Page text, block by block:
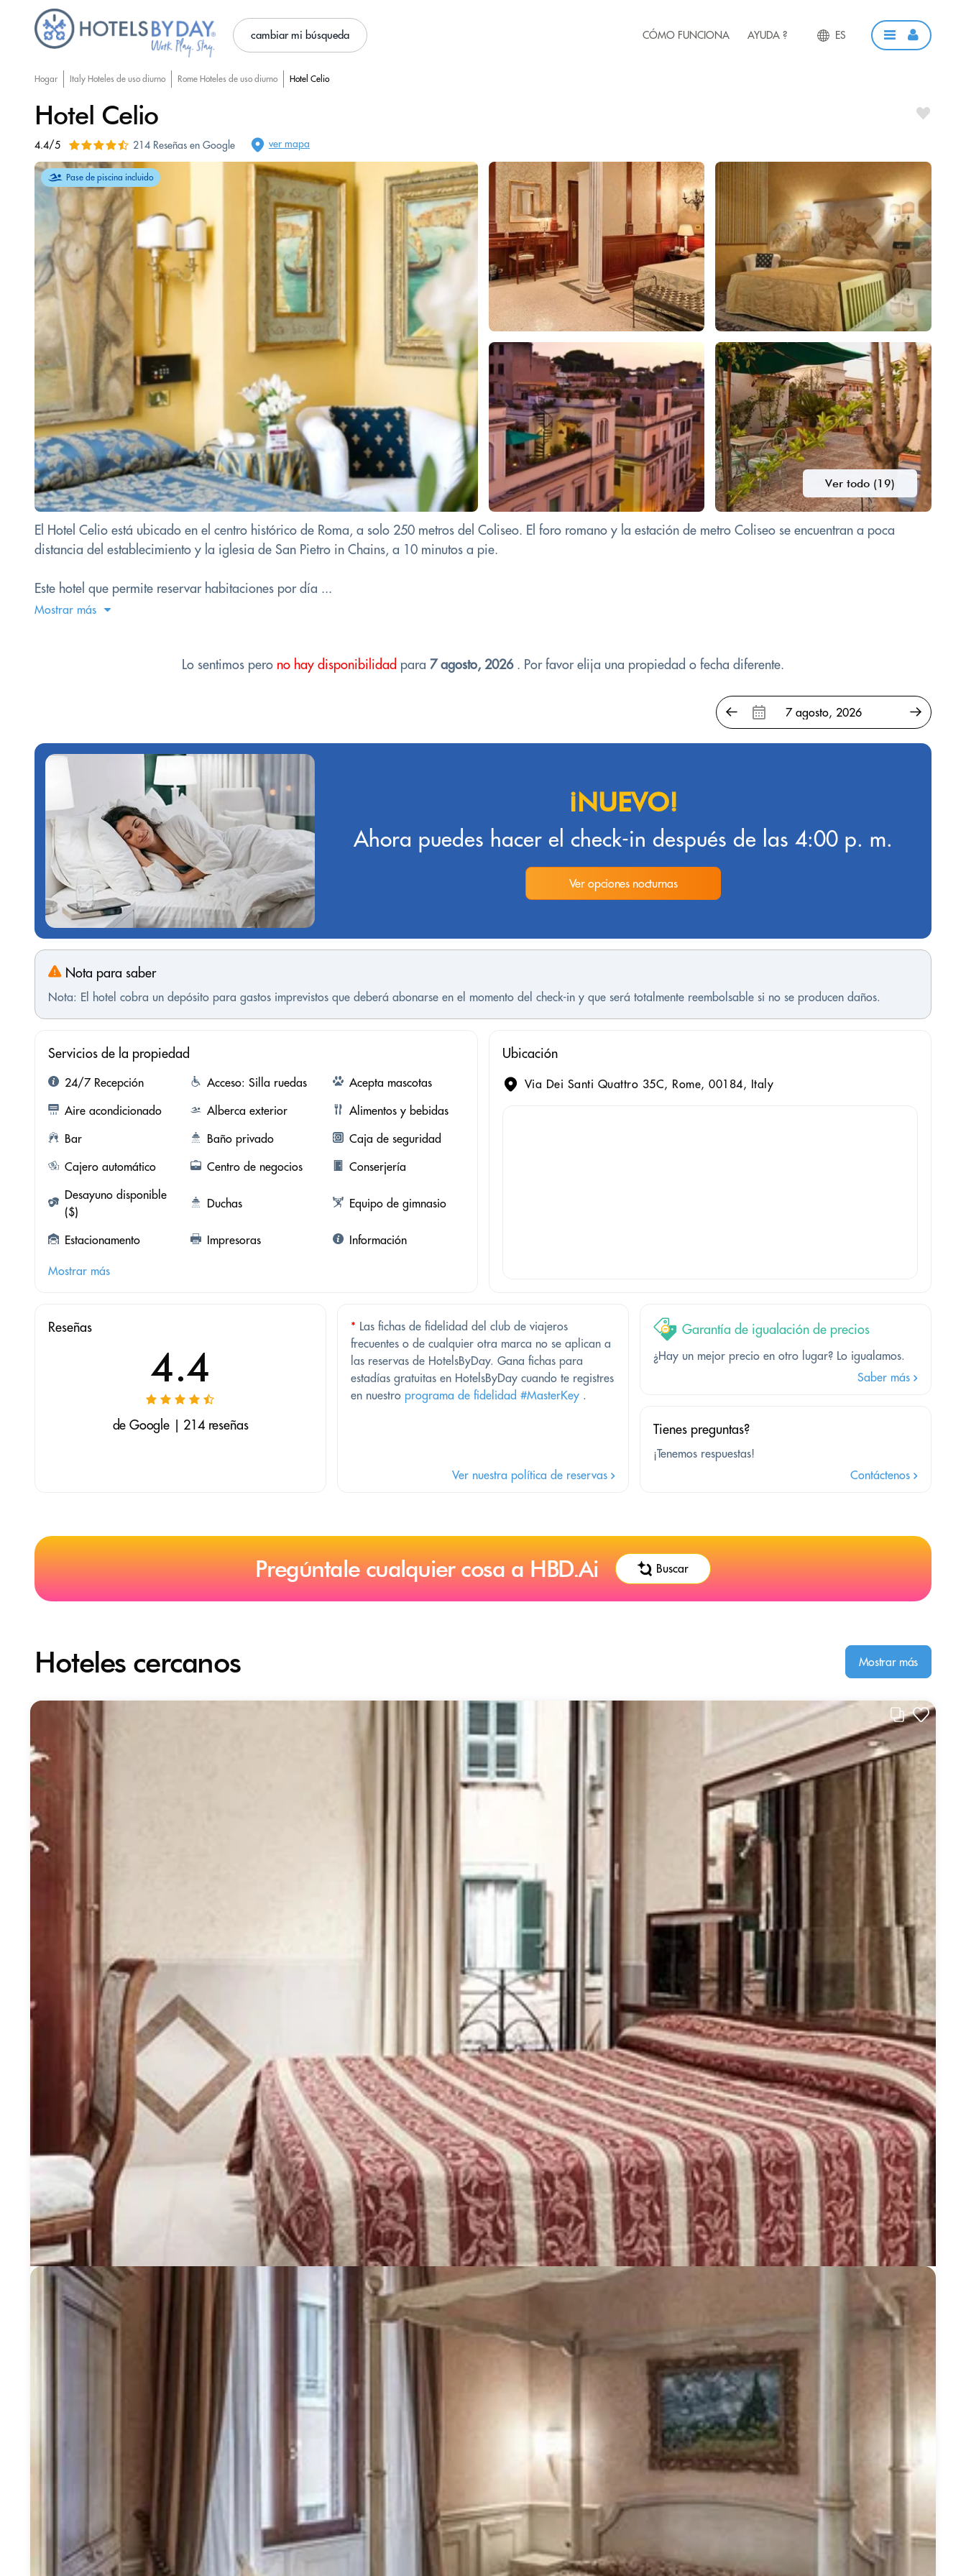
cambiar mi búsqueda CÓMO FUNCIONA AYUDA ? ES
Hogar Italy Hoteles de uso diurno Rome Hoteles de uso diurno Hotel Celio
Hotel Celio
4.4/5 214 Reseñas en Google ver mapa
Ver todo (19)
Pase de piscina incluido
El Hotel Celio está ubicado en el centro histórico de Roma, a solo 250 metros del Coliseo. El foro romano y la estación de metro Coliseo se encuentran a poca
distancia del establecimiento y la iglesia de San Pietro in Chains, a 10 minutos a pie.
Este hotel que permite reservar habitaciones por día ...
Mostrar más
Lo sentimos pero no hay disponibilidad para 7 agosto, 2026. Por favor elija una propiedad o fecha diferente.
¡NUEVO!
Ahora puedes hacer el check-in después de las 4:00 p. m.
Ver opciones nocturnas
Nota para saber
Nota: El hotel cobra un depósito para gastos imprevistos que deberá abonarse en el momento del check-in y que será totalmente reembolsable si no se producen daños.
Servicios de la propiedad
24/7 Recepción Acceso: Silla ruedas
Acepta mascotas
Aire acondicionado
Alberca exterior
Alimentos y bebidas
Bar
Baño privado
Caja de seguridad
Cajero automático
Centro de negocios
Conserjería
Desayuno disponible
($)
Duchas Equipo de gimnasio
Estacionamento Impresoras Información
Mostrar más
Ubicación
Via Dei Santi Quattro 35C, Rome, 00184, Italy
Reseñas
4.4
de Google | 214 reseñas
* Las fichas de fidelidad del club de viajeros
frecuentes o de cualquier otra marca no se aplican a
las reservas de HotelsByDay. Gana fichas para
estadías gratuitas en HotelsByDay cuando te registres
en nuestro programa de fidelidad #MasterKey .
Ver nuestra política de reservas
Garantía de igualación de precios
¿Hay un mejor precio en otro lugar? Lo igualamos.
Saber más
Tienes preguntas?
¡Tenemos respuestas!
Contáctenos
Pregúntale cualquier cosa a HBD.Ai Buscar
Hoteles cercanos Mostrar más